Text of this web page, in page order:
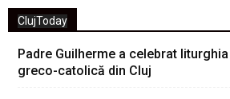
ClujToday
Padre Guilherme a celebrat
greco-catolică din Cluj